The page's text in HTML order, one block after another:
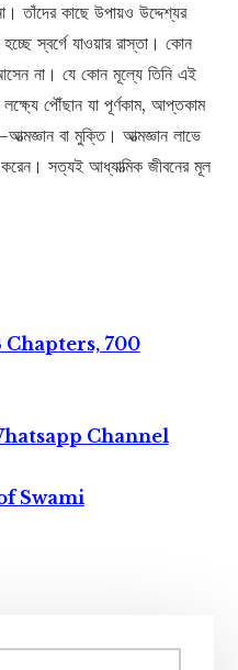
তাঁদের কাছে উপায়ও উদ্দেশ্যর
স্বর্গে যাওয়ার রাস্তা। কোন
না। যে কোন মূল্যে তিনি এই
পৌঁছান যা পূর্ণকাম, আপ্তকাম
বা মুক্তি। আত্মজ্ঞান লাভে
সত্যই আধ্যাত্মিক জীবনের মূল
Chapters, 700
Channel
Swami